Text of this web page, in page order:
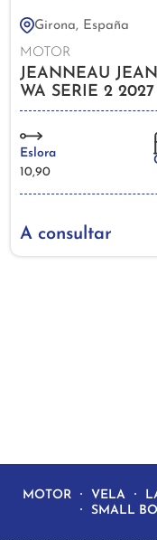
Girona, España
MOTOR
JEANNEAU
WA SERIE 2 2027
Eslora
10,90
A consultar
MOTOR VELA
SMALL